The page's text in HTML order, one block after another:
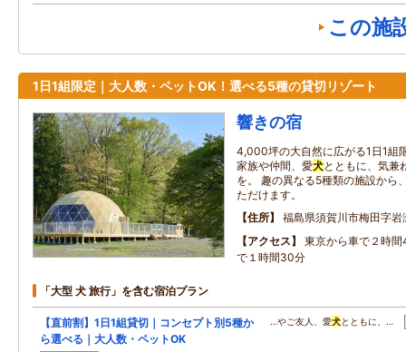
この施
1日1組限定｜大人数・ペットOK！選べる5種の貸切リゾート
響きの宿
4,000坪の大自然に広がる1日1組
家族や仲間、愛犬とともに、気兼
を。 趣の異なる5種類の施設から
ただけます。
住所
福島県須賀川市梅田字岩
アクセス
東京から車で２時
で１時間30分
「大型 犬 旅行」を含む宿泊プラン
【直前割】1日1組貸切｜コンセプト別5種か
ら選べる｜大人数・ペットOK
…やご友人、愛犬とともに、…